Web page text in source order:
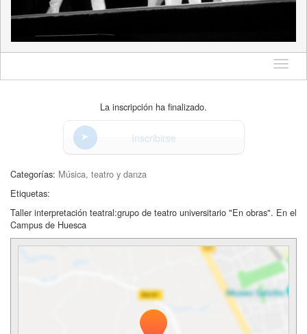
Idioma
La inscripción ha finalizado.
Inscribirse
Categorías: Música, teatro y danza
Etiquetas:
Taller interpretación teatral:grupo de teatro universitario "En obras". En el
Campus de Huesca